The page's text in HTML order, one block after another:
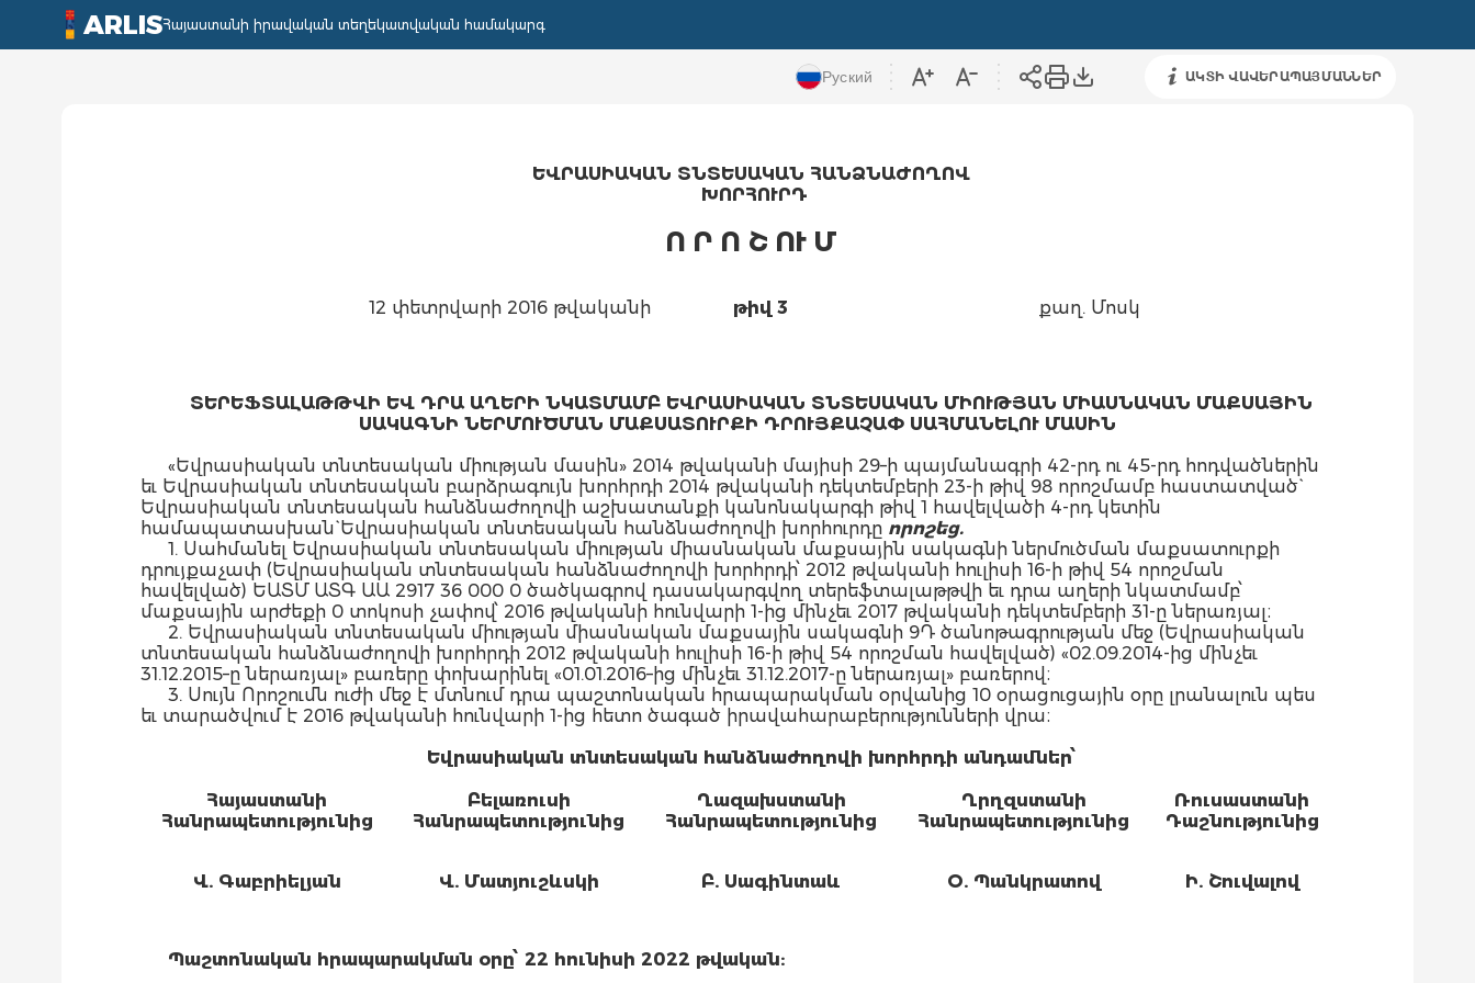
ARLISՀայաստանի իրավական տեղեկատվական համակարգ
Руский ԱԿՏԻ ՎԱՎԵՐԱՊԱՅՄԱՆՆԵՐ
ԵՎՐԱՍԻԱԿԱՆ ՏՆՏԵՍԱԿԱՆ ՀԱՆՁՆԱԺՈՂՈՎ
ԽՈՐՀՈՒՐԴ
Ո Ր Ո Շ ՈՒ Մ
12 փետրվարի 2016 թվականի թիվ 3 քաղ. Մոսկ
ՏԵՐԵՖՏԱԼԱԹԹՎԻ ԵՎ ԴՐԱ ԱՂԵՐԻ ՆԿԱՏՄԱՄԲ ԵՎՐԱՍԻԱԿԱՆ ՏՆՏԵՍԱԿԱՆ ՄԻՈՒԹՅԱՆ ՄԻԱՍՆԱԿԱՆ ՄԱՔՍԱՅԻՆ
ՍԱԿԱԳՆԻ ՆԵՐՄՈՒԾՄԱՆ ՄԱՔՍԱՏՈՒՐՔԻ ԴՐՈՒՅՔԱՉԱՓ ՍԱՀՄԱՆԵԼՈՒ ՄԱՍԻՆ
«Եվրասիական տնտեսական միության մասին» 2014 թվականի մայիսի 29–ի պայմանագրի 42-րդ ու 45-րդ հոդվածներին
եւ Եվրասիական տնտեսական բարձրագույն խորհրդի 2014 թվականի դեկտեմբերի 23-ի թիվ 98 որոշմամբ հաստատված`
Եվրասիական տնտեսական հանձնաժողովի աշխատանքի կանոնակարգի թիվ 1 հավելվածի 4-րդ կետին
համապատասխան` Եվրասիական տնտեսական հանձնաժողովի խորհուրդը որոշեց.
1. Սահմանել Եվրասիական տնտեսական միության միասնական մաքսային սակագնի ներմուծման մաքսատուրքի
դրույքաչափ (Եվրասիական տնտեսական հանձնաժողովի խորհրդի՝ 2012 թվականի հուլիսի 16-ի թիվ 54 որոշման
հավելված) ԵԱՏՄ ԱՏԳ ԱԱ 2917 36 000 0 ծածկագրով դասակարգվող տերեֆտալաթթվի եւ դրա աղերի նկատմամբ՝
մաքսային արժեքի 0 տոկոսի չափով՝ 2016 թվականի հունվարի 1-ից մինչեւ 2017 թվականի դեկտեմբերի 31-ը ներառյալ։
2. Եվրասիական տնտեսական միության միասնական մաքսային սակագնի 9Դ ծանոթագրության մեջ (Եվրասիական
տնտեսական հանձնաժողովի խորհրդի 2012 թվականի հուլիսի 16-ի թիվ 54 որոշման հավելված) «02.09.2014-ից մինչեւ
31.12.2015–ը ներառյալ» բառերը փոխարինել «01.01.2016–ից մինչեւ 31.12.2017-ը ներառյալ» բառերով։
3. Սույն Որոշումն ուժի մեջ է մտնում դրա պաշտոնական հրապարակման օրվանից 10 օրացուցային օրը լրանալուն պես
եւ տարածվում է 2016 թվականի հունվարի 1-ից հետո ծագած իրավահարաբերությունների վրա։
Եվրասիական տնտեսական հանձնաժողովի խորհրդի անդամներ՝
Հայաստանի
Հանրապետությունից
Բելառուսի
Հանրապետությունից
Ղազախստանի
Հանրապետությունից
Ղրղզստանի
Հանրապետությունից
Ռուսաստանի
Դաշնությունից
Վ. Գաբրիելյան Վ. Մատյուշևսկի Բ. Սագինտաև Օ. Պանկրատով Ի. Շուվալով
Պաշտոնական հրապարակման օրը՝ 22 հունիսի 2022 թվական: